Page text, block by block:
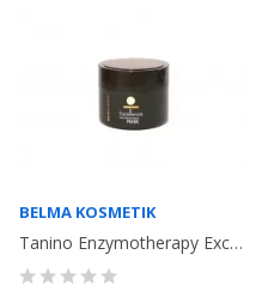
BELMA KOSMETIK
Tanino Enzymotherapy Excellence masque Mask 300ml Belma Kosmetik